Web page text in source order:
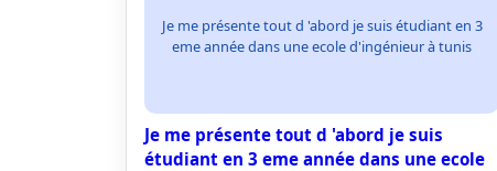
Je me présente tout d 'abord je suis étudiant en 3
eme année dans une ecole d'ingénieur à tunis
Je me présente tout d 'abord je suis
étudiant en 3 eme année dans une ecole